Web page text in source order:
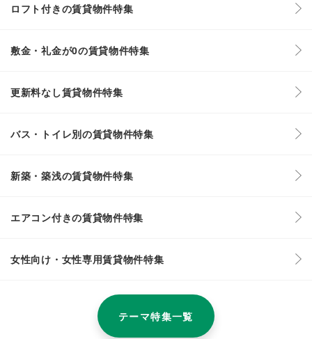
ロフト付きの賃貸物件特集
敷金・礼金が0の賃貸物件特集
更新料なし賃貸物件特集
バス・トイレ別の賃貸物件特集
新築・築浅の賃貸物件特集
エアコン付きの賃貸物件特集
女性向け・女性専用賃貸物件特集
テーマ特集一覧